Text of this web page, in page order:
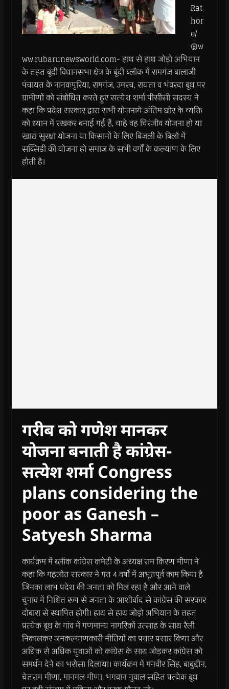
Rat
hor
e/
@w
ww.rubarunewsworld.com- हाथ से हाथ जोड़ो अभियान
के तहत बूंदी विधानसभा क्षेत्र के बूंदी ब्लॉक में रामगंज बालाजी
पंचायत के नानकपुरिया, रामगंज, उमरच, रायता व भंवरदा बूथ पर
ग्रामीणों को संबोधित करते हुए सत्येश शर्मा पीसीसी सदस्य ने
कहा कि प्रदेश सरकार द्वारा सभी योजनाये अंतिम छोर के व्यक्ति
को ध्यान में रखकर बनाई गई हैं, चाहे वह चिरंजीव योजना हो या
खाद्य सुरक्षा योजना या किसानों के लिए बिजली के बिलों में
सब्सिडी की योजना हो समाज के सभी वर्गों के कल्याण के लिए
होती है।
गरीब को गणेश मानकर
योजना बनाती है कांग्रेस-
सत्येश शर्मा Congress
plans considering the
poor as Ganesh –
Satyesh Sharma
कार्यक्रम में ब्लॉक कांग्रेस कमेटी के अध्यक्ष राम किरण मीणा ने
कहा कि गहलोत सरकार ने गत 4 वर्षों में अभूतपूर्व काम किया है
जिनका लाभ प्रदेश की जनता को मिल रहा है और आने वाले
चुनाव में निश्चित रूप से जनता के आशीर्वाद से कांग्रेस की सरकार
दोबारा से स्थापित होगी। हाथ से हाथ जोड़ो अभियान के तहत
प्रत्येक बूथ के गांव में गणमान्य नागरिकों उत्साह के साथ रैली
निकालकर जनकल्याणकारी नीतियों का प्रचार प्रसार किया और
अधिक से अधिक युवाओं को कांग्रेस के साथ जोड़कर कांग्रेस को
समर्थन देने का भरोसा दिलाया। कार्यक्रम में मनवीर सिंह, बाबुद्दीन,
चेतराम मीणा, मानमल मीणा, भगवान नुवाल सहित प्रत्येक बूथ